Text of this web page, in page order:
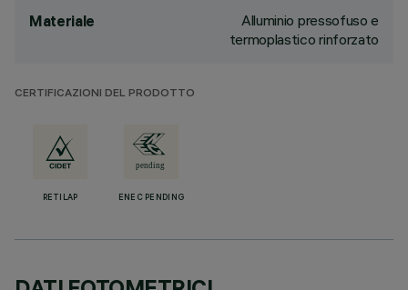
Materiale
Alluminio pressofuso e
termoplastico rinforzato
CERTIFICAZIONI DEL PRODOTTO
RETILAP ENEC PENDING